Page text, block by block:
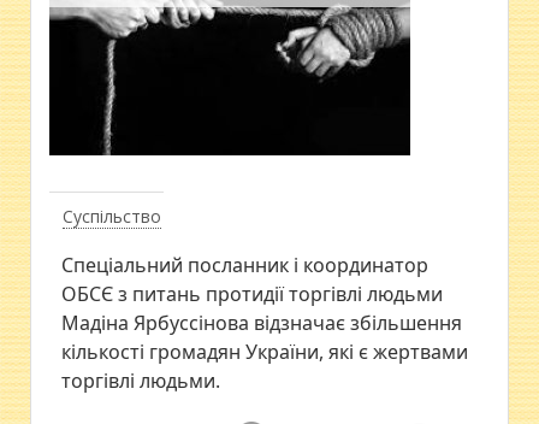
Суспільство
Спеціальний посланник і координатор
ОБСЄ з питань протидії торгівлі людьми
Мадіна Ярбуссінова відзначає збільшення
кількості громадян України, які є жертвами
торгівлі людьми.